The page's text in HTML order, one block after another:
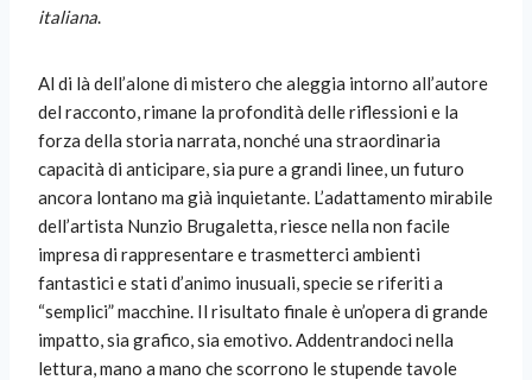
italiana.
Al di là dell’alone di mistero che aleggia intorno all’autore
del racconto, rimane la profondità delle riflessioni e la
forza della storia narrata, nonché una straordinaria
capacità di anticipare, sia pure a grandi linee, un futuro
ancora lontano ma già inquietante. L’adattamento mirabile
dell’artista Nunzio Brugaletta, riesce nella non facile
impresa di rappresentare e trasmetterci ambienti
fantastici e stati d’animo inusuali, specie se riferiti a
“semplici” macchine. Il risultato finale è un’opera di grande
impatto, sia grafico, sia emotivo. Addentrandoci nella
lettura, mano a mano che scorrono le stupende tavole